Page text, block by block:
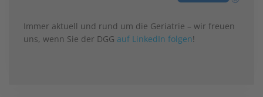
Immer aktuell und rund um die Geriatrie – wir freuen
uns, wenn Sie der DGG auf LinkedIn folgen!